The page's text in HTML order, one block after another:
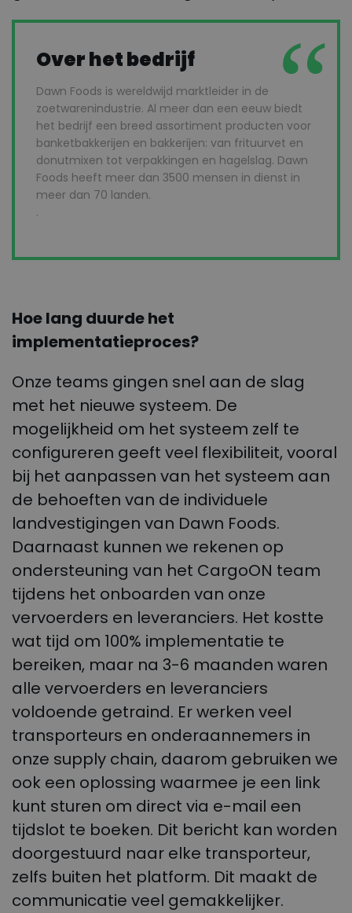
Over het bedrijf
Dawn Foods is wereldwijd marktleider in de
zoetwarenindustrie. Al meer dan een eeuw biedt
het bedrijf een breed assortiment producten voor
banketbakkerijen en bakkerijen: van frituurvet en
donutmixen tot verpakkingen en hagelslag. Dawn
Foods heeft meer dan 3500 mensen in dienst in
meer dan 70 landen.
.
Hoe lang duurde het
implementatieproces?
Onze teams gingen snel aan de slag
met het nieuwe systeem. De
mogelijkheid om het systeem zelf te
configureren geeft veel flexibiliteit, vooral
bij het aanpassen van het systeem aan
de behoeften van de individuele
landvestigingen van Dawn Foods.
Daarnaast kunnen we rekenen op
ondersteuning van het CargoON team
tijdens het onboarden van onze
vervoerders en leveranciers. Het kostte
wat tijd om 100% implementatie te
bereiken, maar na 3-6 maanden waren
alle vervoerders en leveranciers
voldoende getraind. Er werken veel
transporteurs en onderaannemers in
onze supply chain, daarom gebruiken we
ook een oplossing waarmee je een link
kunt sturen om direct via e-mail een
tijdslot te boeken. Dit bericht kan worden
doorgestuurd naar elke transporteur,
zelfs buiten het platform. Dit maakt de
communicatie veel gemakkelijker.